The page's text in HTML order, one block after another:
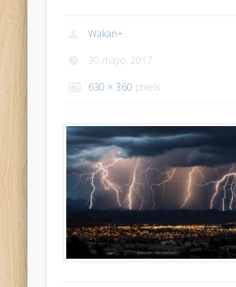
Wakan+
30 mayo, 2017
630 × 360 pixels